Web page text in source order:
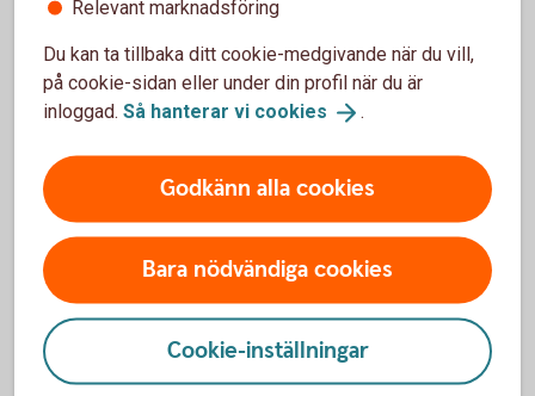
Pagero
Om Pagero
Relevant marknadsföring
Du kan ta tillbaka ditt cookie-medgivande när du vill,
på cookie-sidan eller under din profil när du är
inloggad. Så hanterar vi cookies .
Godkänn alla cookies
Bara nödvändiga cookies
Cookie-inställningar